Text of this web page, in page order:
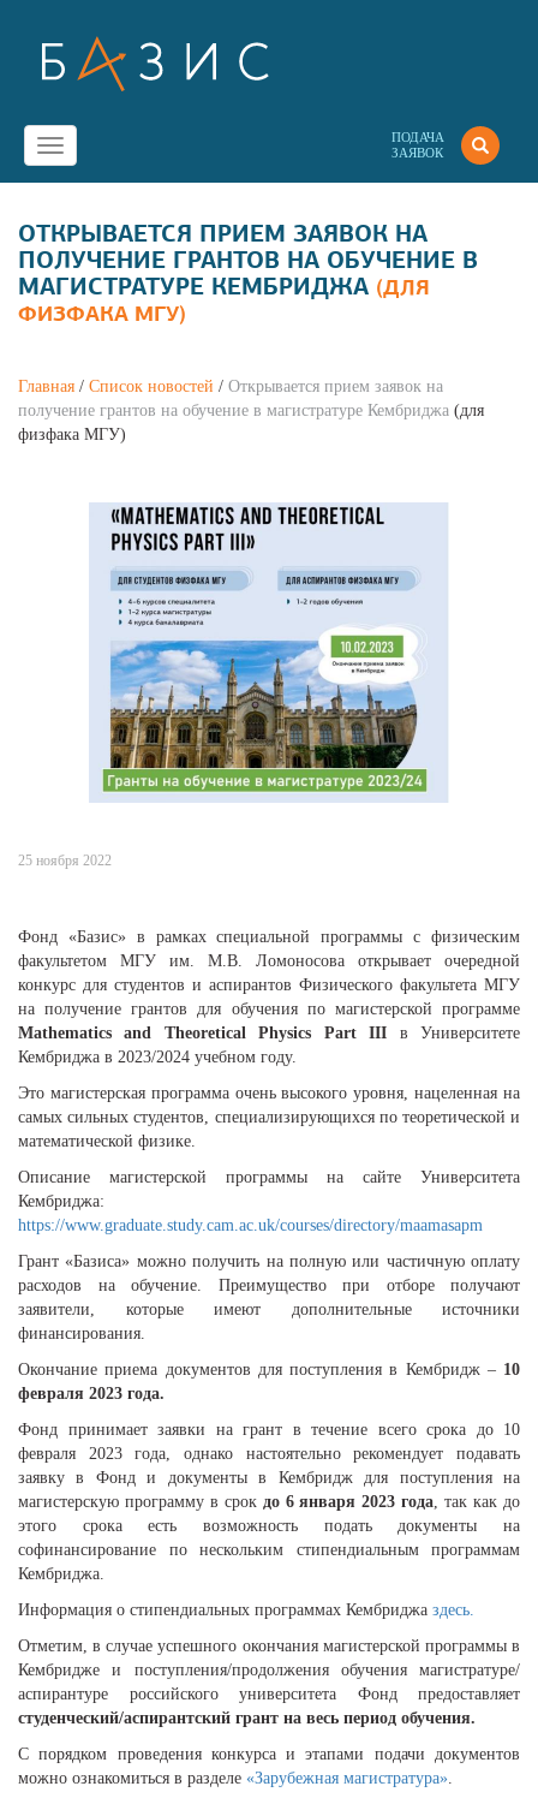
ПОДАЧА
ЗАЯВОК
Toggle
navigation
ОТКРЫВАЕТСЯ ПРИЕМ ЗАЯВОК НА
ПОЛУЧЕНИЕ ГРАНТОВ НА ОБУЧЕНИЕ В
МАГИСТРАТУРЕ КЕМБРИДЖА (ДЛЯ
ФИЗФАКА МГУ)
Главная / Список новостей / Открывается прием заявок на
получение грантов на обучение в магистратуре Кембриджа (для
физфака МГУ)
25 ноября 2022
Фонд «Базис» в рамках специальной программы с физическим
факультетом МГУ им. М.В. Ломоносова открывает очередной
конкурс для студентов и аспирантов Физического факультета МГУ
на получение грантов для обучения по магистерской программе
Mathematics and Theoretical Physics Part III в Университете
Кембриджа в 2023/2024 учебном году.
Это магистерская программа очень высокого уровня, нацеленная на
самых сильных студентов, специализирующихся по теоретической и
математической физике.
Описание магистерской программы на сайте Университета
Кембриджа:
https://www.graduate.study.cam.ac.uk/courses/directory/maamasapm
Грант «Базиса» можно получить на полную или частичную оплату
расходов на обучение. Преимущество при отборе получают
заявители, которые имеют дополнительные источники
финансирования.
Окончание приема документов для поступления в Кембридж – 10
февраля 2023 года.
Фонд принимает заявки на грант в течение всего срока до 10
февраля 2023 года, однако настоятельно рекомендует подавать
заявку в Фонд и документы в Кембридж для поступления на
магистерскую программу в срок до 6 января 2023 года, так как до
этого срока есть возможность подать документы на
софинансирование по нескольким стипендиальным программам
Кембриджа.
Информация о стипендиальных программах Кембриджа здесь.
Отметим, в случае успешного окончания магистерской программы в
Кембридже и поступления/продолжения обучения магистратуре/
аспирантуре российского университета Фонд предоставляет
студенческий/аспирантский грант на весь период обучения.
С порядком проведения конкурса и этапами подачи документов
можно ознакомиться в разделе «Зарубежная магистратура».